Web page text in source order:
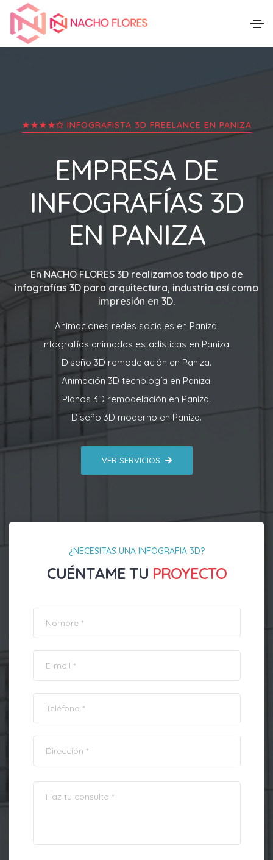
★★★★✩ INFOGRAFISTA 3D FREELANCE EN PANIZA
EMPRESA DE
INFOGRAFÍAS 3D
EN PANIZA
En NACHO FLORES 3Drealizamos todo tipo de
infografías 3D para arquitectura, industria así como
impresión en 3D.
Animaciones redes sociales en Paniza.
Infografías animadas estadísticas en Paniza.
Diseño 3D remodelación en Paniza.
Animación 3D tecnología en Paniza.
Planos 3D remodelación en Paniza.
Diseño 3D moderno en Paniza.
VER SERVICIOS
¿NECESITAS UNA INFOGRAFIA 3D?
CUÉNTAME TU PROYECTO